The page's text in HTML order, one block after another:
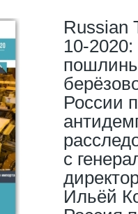
Russian
10-
России
с
Ильёй